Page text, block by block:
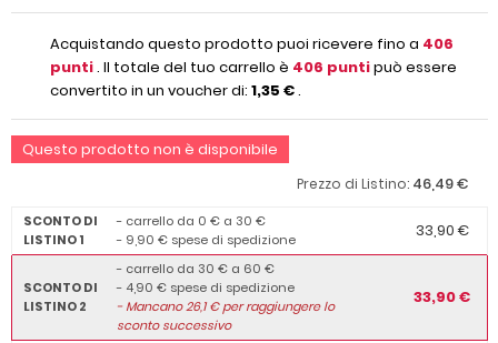
Acquistando questo prodotto puoi ricevere fino a 406
punti. Il totale del tuo carrello è 406 puntipuò essere
convertito in un voucher di: 1,35 €.
Questo prodotto non è disponibile
Prezzo di Listino: 46,49 €
SCONTO DI
LISTINO 1
- carrello da 0 € a 30 €
- 9,90 € spese di spedizione
33,90 €
SCONTO DI
LISTINO 2
- carrello da 30 € a 60 €
- 4,90 € spese di spedizione
-Mancano26,1€ per raggiungere lo
sconto successivo
33,90 €